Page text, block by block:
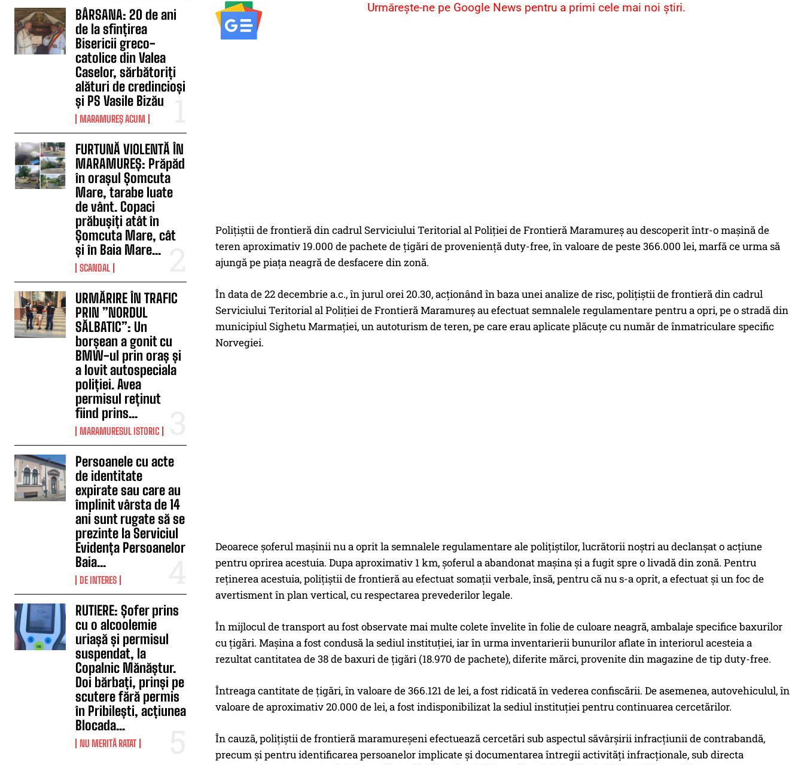
BÂRSANA: 20 de ani
de la sfințirea
Bisericii greco-
catolice din Valea
Caselor, sărbătoriți
alături de credincioși
și PS Vasile Bizău
MARAMUREȘ ACUM
FURTUNĂ VIOLENTĂ ÎN
MARAMUREȘ: Prăpăd
în orașul Șomcuta
Mare, tarabe luate
de vânt. Copaci
prăbușiți atât în
Șomcuta Mare, cât
și în Baia Mare...
SCANDAL
URMĂRIRE ÎN TRAFIC
PRIN ”NORDUL
SĂLBATIC”: Un
borșean a gonit cu
BMW-ul prin oraș și
a lovit autospeciala
poliției. Avea
permisul reținut
fiind prins...
MARAMURESUL ISTORIC
Persoanele cu acte
de identitate
expirate sau care au
împlinit vârsta de 14
ani sunt rugate să se
prezinte la Serviciul
Evidența Persoanelor
Baia...
DE INTERES
RUTIERE: Șofer prins
cu o alcoolemie
uriașă și permisul
suspendat, la
Copalnic Mănăștur.
Doi bărbați, prinși pe
scutere fără permis
în Pribilești, acțiunea
Blocada...
NU MERITĂ RATAT
Urmărește-ne pe Google News pentru a primi cele mai noi știri.
Polițiștii de frontieră din cadrul Serviciului Teritorial al Poliției de Frontieră Maramureș au descoperit într-o mașină de
teren aproximativ 19.000 de pachete de țigări de proveniență duty-free, în valoare de peste 366.000 lei, marfă ce urma să
ajungă pe piața neagră de desfacere din zonă.
În data de 22 decembrie a.c., în jurul orei 20.30, acționând în baza unei analize de risc, polițiștii de frontieră din cadrul
Serviciului Teritorial al Poliției de Frontieră Maramureș au efectuat semnalele regulamentare pentru a opri, pe o stradă din
municipiul Sighetu Marmației, un autoturism de teren, pe care erau aplicate plăcuțe cu număr de înmatriculare specific
Norvegiei.
Deoarece șoferul mașinii nu a oprit la semnalele regulamentare ale polițiștilor, lucrătorii noștri au declanșat o acțiune
pentru oprirea acestuia. Dupa aproximativ 1 km, șoferul a abandonat mașina și a fugit spre o livadă din zonă. Pentru
reținerea acestuia, polițiștii de frontieră au efectuat somații verbale, însă, pentru că nu s-a oprit, a efectuat și un foc de
avertisment în plan vertical, cu respectarea prevederilor legale.
În mijlocul de transport au fost observate mai multe colete învelite în folie de culoare neagră, ambalaje specifice baxurilor
cu țigări. Maşina a fost condusă la sediul instituției, iar în urma inventarierii bunurilor aflate în interiorul acesteia a
rezultat cantitatea de 38 de baxuri de țigări (18.970 de pachete), diferite mărci, provenite din magazine de tip duty-free.
Întreaga cantitate de țigări, în valoare de 366.121 de lei, a fost ridicată în vederea confiscării. De asemenea, autovehiculul, în
valoare de aproximativ 20.000 de lei, a fost indisponibilizat la sediul instituției pentru continuarea cercetărilor.
În cauză, poliţiştii de frontieră maramureșeni efectuează cercetări sub aspectul săvârșirii infracțiunii de contrabandă,
precum și pentru identificarea persoanelor implicate și documentarea întregii activități infracționale, sub directa